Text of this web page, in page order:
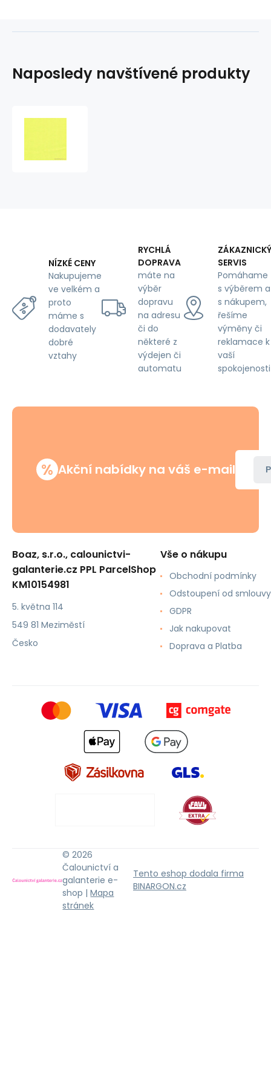
Naposledy navštívené produkty
NÍZKÉ CENY
Nakupujeme
ve velkém a
proto
máme s
dodavately
dobré
vztahy
RYCHLÁ
DOPRAVA
máte na
výběr
dopravu
na adresu
či do
některé z
výdejen či
automatu
ZÁKAZNICKÝ
SERVIS
Pomáhame
s výběrem a
s nákupem,
řešíme
výměny či
reklamace k
vaší
spokojenosti
% Akční nabídky na váš e-mail
Boaz, s.r.o., calounictvi-
galanterie.cz PPL ParcelShop
KM10154981
5. května 114
549 81 Meziměstí
Česko
Vše o nákupu
Obchodní podmínky
Odstoupení od smlouvy
GDPR
Jak nakupovat
Doprava a Platba
© 2026
Čalounictví a
galanterie e-
shop |Mapa
stránek
Tento eshop dodala firma
BINARGON.cz